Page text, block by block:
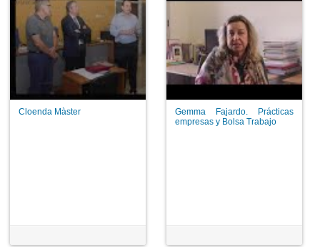
Cloenda Màster
Gemma Fajardo. Prácticas
empresas y Bolsa Trabajo